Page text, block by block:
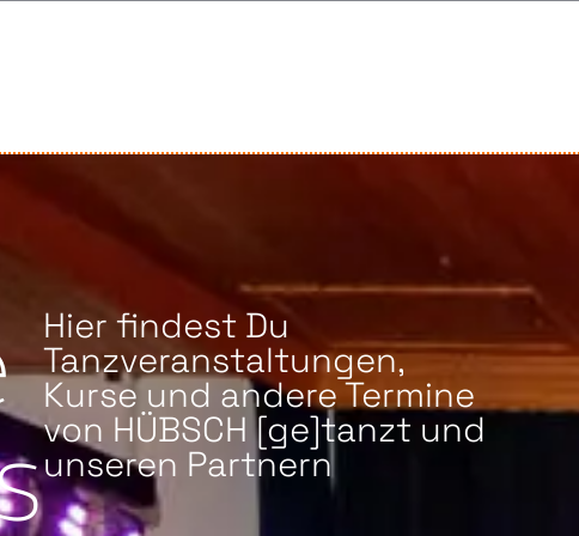
Hier findest Du
Tanzveranstaltungen,
Kurse und andere Termine
von HÜBSCH [ge]tanzt und
unseren Partnern